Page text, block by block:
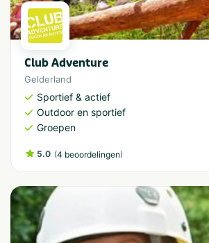
Club Adventure
Gelderland
Sportief & actief
Outdoor en sportief
Groepen
5.0 (4 beoordelingen)